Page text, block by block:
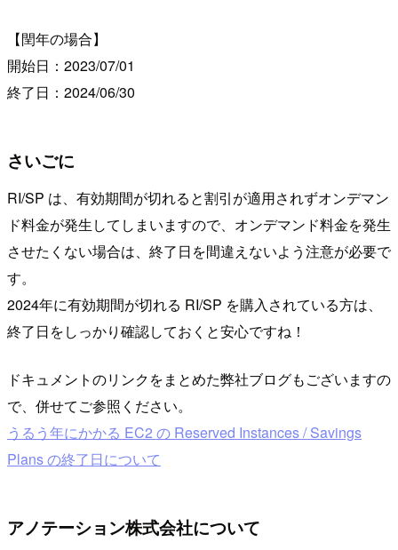
【閏年の場合】
開始日：2023/07/01
終了日：2024/06/30
さいごに
RI/SP は、有効期間が切れると割引が適用されずオンデマン
ド料金が発生してしまいますので、オンデマンド料金を発生
させたくない場合は、終了日を間違えないよう注意が必要で
す。
2024年に有効期間が切れる RI/SP を購入されている方は、
終了日をしっかり確認しておくと安心ですね！
ドキュメントのリンクをまとめた弊社ブログもございますの
で、併せてご参照ください。
うるう年にかかる EC2 の Reserved Instances / Savings
Plans の終了日について
アノテーション株式会社について